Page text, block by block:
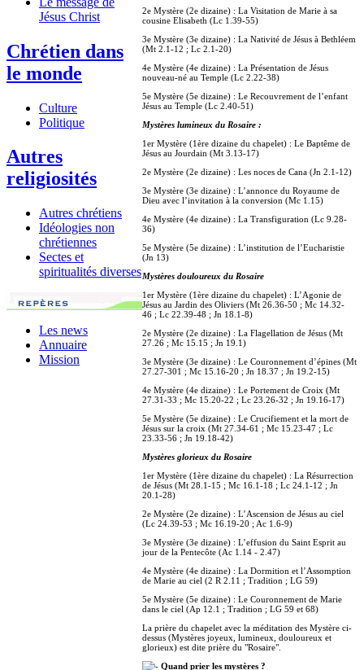
Jésus Christ
Chrétien dans
le monde
Culture
Politique
Autres
religiosités
Autres chrétiens
Idéologies non
chrétiennes
Sectes et
spiritualités diverses
Les news
Annuaire
Mission
2e Mystère (2e dizaine) : La Visitation de Marie à sa
cousine Elisabeth (Lc 1.39-55)
3e Mystère (3e dizaine) : La Nativité de Jésus à Bethléem
(Mt 2.1-12 ; Lc 2.1-20)
4e Mystère (4e dizaine) : La Présentation de Jésus
nouveau-né au Temple (Lc 2.22-38)
5e Mystère (5e dizaine) : Le Recouvrement de l’enfant
Jésus au Temple (Lc 2.40-51)
Mystères lumineux du Rosaire :
1er Mystère (1ère dizaine du chapelet) : Le Baptême de
Jésus au Jourdain (Mt 3.13-17)
2e Mystère (2e dizaine) : Les noces de Cana (Jn 2.1-12)
3e Mystère (3e dizaine) : L’annonce du Royaume de
Dieu avec l’invitation à la conversion (Mc 1.15)
4e Mystère (4e dizaine) : La Transfiguration (Lc 9.28-
36)
5e Mystère (5e dizaine) : L’institution de l’Eucharistie
(Jn 13)
Mystères douloureux du Rosaire
1er Mystère (1ère dizaine du chapelet) : L’Agonie de
Jésus au Jardin des Oliviers (Mt 26.36-50 ; Mc 14.32-
46 ; Lc 22.39-48 ; Jn 18.1-8)
2e Mystère (2e dizaine) : La Flagellation de Jésus (Mt
27.26 ; Mc 15.15 ; Jn 19.1)
3e Mystère (3e dizaine) : Le Couronnement d’épines (Mt
27.27-301 ; Mc 15.16-20 ; Jn 18.37 ; Jn 19.2-15)
4e Mystère (4e dizaine) : Le Portement de Croix (Mt
27.31-33 ; Mc 15.20-22 ; Lc 23.26-32 ; Jn 19.16-17)
5e Mystère (5e dizaine) : Le Crucifiement et la mort de
Jésus sur la croix (Mt 27.34-61 ; Mc 15.23-47 ; Lc
23.33-56 ; Jn 19.18-42)
Mystères glorieux du Rosaire
1er Mystère (1ère dizaine du chapelet) : La Résurrection
de Jésus (Mt 28.1-15 ; Mc 16.1-18 ; Lc 24.1-12 ; Jn
20.1-28)
2e Mystère (2e dizaine) : L’Ascension de Jésus au ciel
(Lc 24.39-53 ; Mc 16.19-20 ; Ac 1.6-9)
3e Mystère (3e dizaine) : L’effusion du Saint Esprit au
jour de la Pentecôte (Ac 1.14 - 2.47)
4e Mystère (4e dizaine) : La Dormition et l’Assomption
de Marie au ciel (2 R 2.11 ; Tradition ; LG 59)
5e Mystère (5e dizaine) : Le Couronnement de Marie
dans le ciel (Ap 12.1 ; Tradition ; LG 59 et 68)
La prière du chapelet avec la méditation des Mystère ci-
dessus (Mystères joyeux, lumineux, douloureux et
glorieux) est dite prière du "Rosaire".
Quand prier les mystères ?